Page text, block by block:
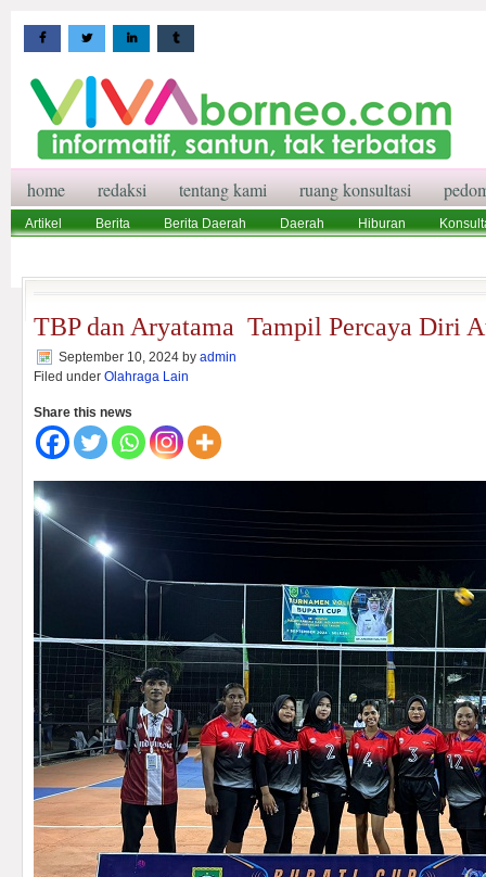
home redaksi tentang kami ruang konsultasi
Artikel Berita Berita Daerah Daerah Hiburan
TBP dan Aryatama Tampil Percaya Diri
September 10, 2024 by admin
Filed under Olahraga Lain
Share this news